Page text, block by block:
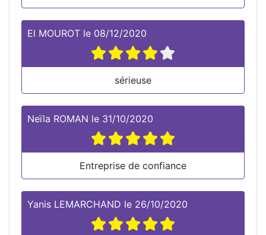
El MOUROT le 08/12/2020
sérieuse
Neïla ROMAN le 31/10/2020
Entreprise de confiance
Yanis LEMARCHAND le 26/10/2020